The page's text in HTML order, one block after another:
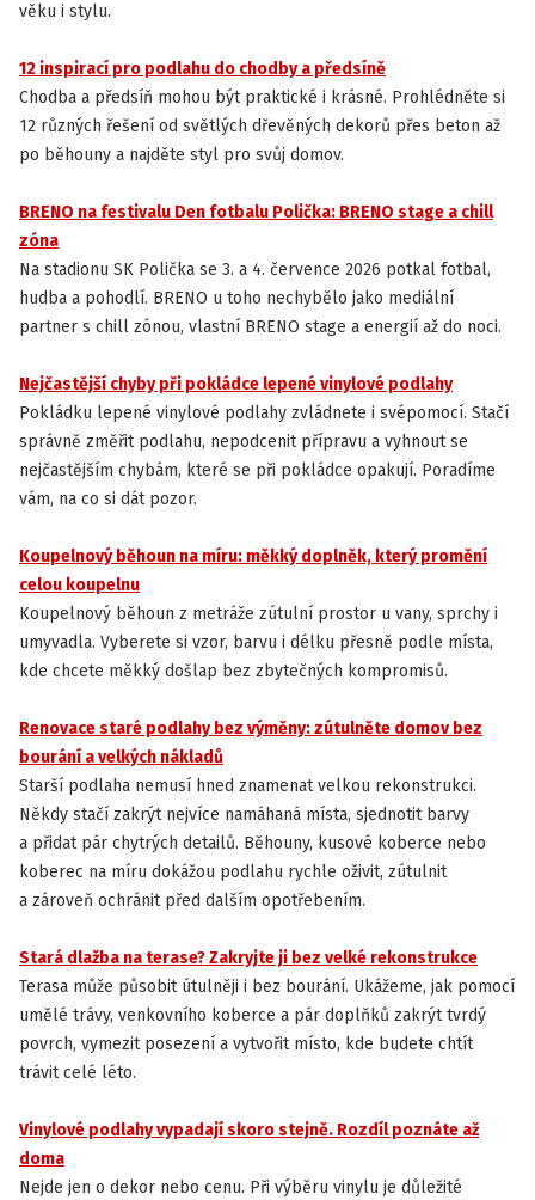
věku i stylu.
INSPIRACE
12 inspirací pro podlahu do chodby a předsíně
Chodba a předsíň mohou být praktické i krásné. Prohlédněte si
12 různých řešení od světlých dřevěných dekorů přes beton až
po běhouny a najděte styl pro svůj domov.
BRENO na festivalu Den fotbalu Polička: BRENO stage a chill
zóna
Na stadionu SK Polička se 3. a 4. července 2026 potkal fotbal,
hudba a pohodlí. BRENO u toho nechybělo jako mediální
partner s chill zónou, vlastní BRENO stage a energií až do noci.
INSTALACE A ÚDRŽBA PODLAH
Nejčastější chyby při pokládce lepené vinylové podlahy
Pokládku lepené vinylové podlahy zvládnete i svépomocí. Stačí
správně změřit podlahu, nepodcenit přípravu a vyhnout se
nejčastějším chybám, které se při pokládce opakují. Poradíme
vám, na co si dát pozor.
INSPIRACE
Koupelnový běhoun na míru: měkký doplněk, který promění
celou koupelnu
Koupelnový běhoun z metráže zútulní prostor u vany, sprchy i
umyvadla. Vyberete si vzor, barvu i délku přesně podle místa,
kde chcete měkký došlap bez zbytečných kompromisů.
INSPIRACE
Renovace staré podlahy bez výměny: zútulněte domov bez
bourání a velkých nákladů
Starší podlaha nemusí hned znamenat velkou rekonstrukci.
Někdy stačí zakrýt nejvíce namáhaná místa, sjednotit barvy
a přidat pár chytrých detailů. Běhouny, kusové koberce nebo
koberec na míru dokážou podlahu rychle oživit, zútulnit
a zároveň ochránit před dalším opotřebením.
JAK VYBRAT PODLAHU
Stará dlažba na terase? Zakryjte ji bez velké rekonstrukce
Terasa může působit útulněji i bez bourání. Ukážeme, jak pomocí
umělé trávy, venkovního koberce a pár doplňků zakrýt tvrdý
povrch, vymezit posezení a vytvořit místo, kde budete chtít
trávit celé léto.
Vinylové podlahy vypadají skoro stejně. Rozdíl poznáte až
doma
Nejde jen o dekor nebo cenu. Při výběru vinylu je důležité